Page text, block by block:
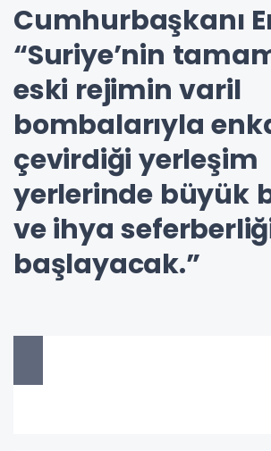
Cumhurbaşkanı
“Suriye’nin
eski rejimin varil
bombalarıyla
çevirdiği yerleşim
yerlerinde büyük
ve ihya
başlayacak.”